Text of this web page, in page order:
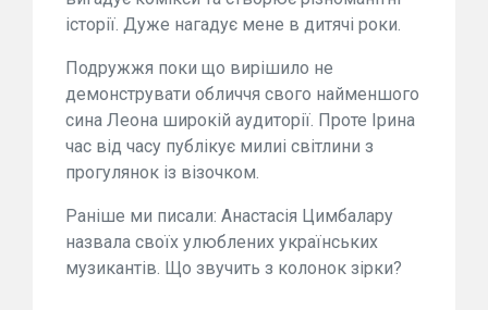
історії. Дуже нагадує мене в дитячі роки.
Подружжя поки що вирішило не
демонструвати обличчя свого найменшого
сина Леона широкій аудиторії. Проте Ірина
час від часу публікує милиі світлини з
прогулянок із візочком.
Раніше ми писали: Анастасія Цимбалару
назвала своїх улюблених українських
музикантів. Що звучить з колонок зірки?